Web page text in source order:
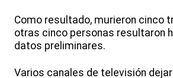
Como resultado, murieron cinco
otras cinco personas resultaron
datos preliminares.
Varios canales de televisión